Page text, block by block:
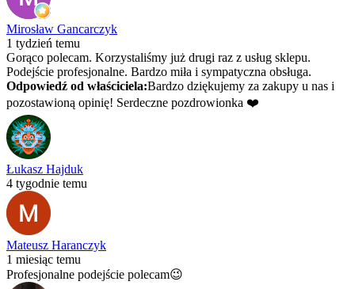
Mirosław Gancarczyk
1 tydzień temu
Gorąco polecam. Korzystaliśmy już drugi raz z usług sklepu.
Podejście profesjonalne. Bardzo miła i sympatyczna obsługa.
Odpowiedź od właściciela:Bardzo dziękujemy za zakupy u nas i
pozostawioną opinię! Serdeczne pozdrowionka ❤️
Łukasz Hajduk
4 tygodnie temu
Mateusz Haranczyk
1 miesiąc temu
Profesjonalne podejście polecam😉